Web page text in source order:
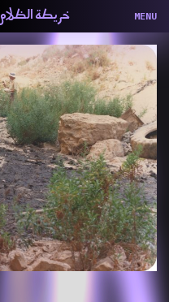
خريطة الظلام MENU
ماهيتنا
الخريطة
السلسة
الحاوية
المساهمين
التختيم